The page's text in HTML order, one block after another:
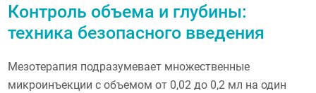
Контроль объема и глубины:
техника безопасного введения
Мезотерапия подразумевает множественные
микроинъекции с объемом от 0,02 до 0,2 мл на один